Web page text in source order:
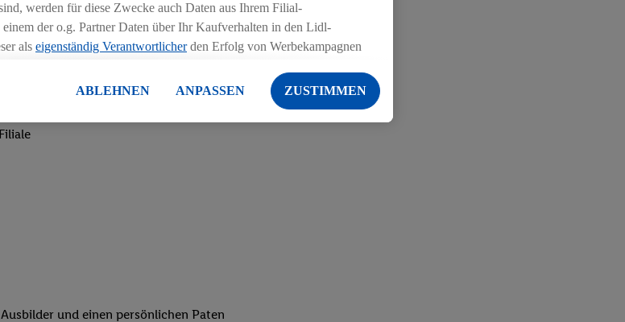
und einen persönlichen Paten
werden für diese Zwecke auch Daten aus Ihrem Filial-
der o.g. Partner Daten über Ihr Kaufverhalten in den Lidl-
als eigenständig Verantwortlicherden Erfolg von Werbekampagnen
auf der Generierung von auch mit Daten von anderen Diensten
von Daten (z.B. über Ihre Nutzung der Lidl-Dienste,
aus Ihrem Kundenkonto - z.B. Alter oder Geschlecht -
verschiedene Endgeräte und Lidl-Dienste hinweg einschließlich dem
darüber hinaus auch Ihre dort angegebene E-Mail-Adresse von uns
der oben genannten Partner verwendet werden, um daraus eine
um Sie in von Dritten betriebenen Diensten zu erkennen und
ABLEHNEN ANPASSEN ZUSTIMMEN